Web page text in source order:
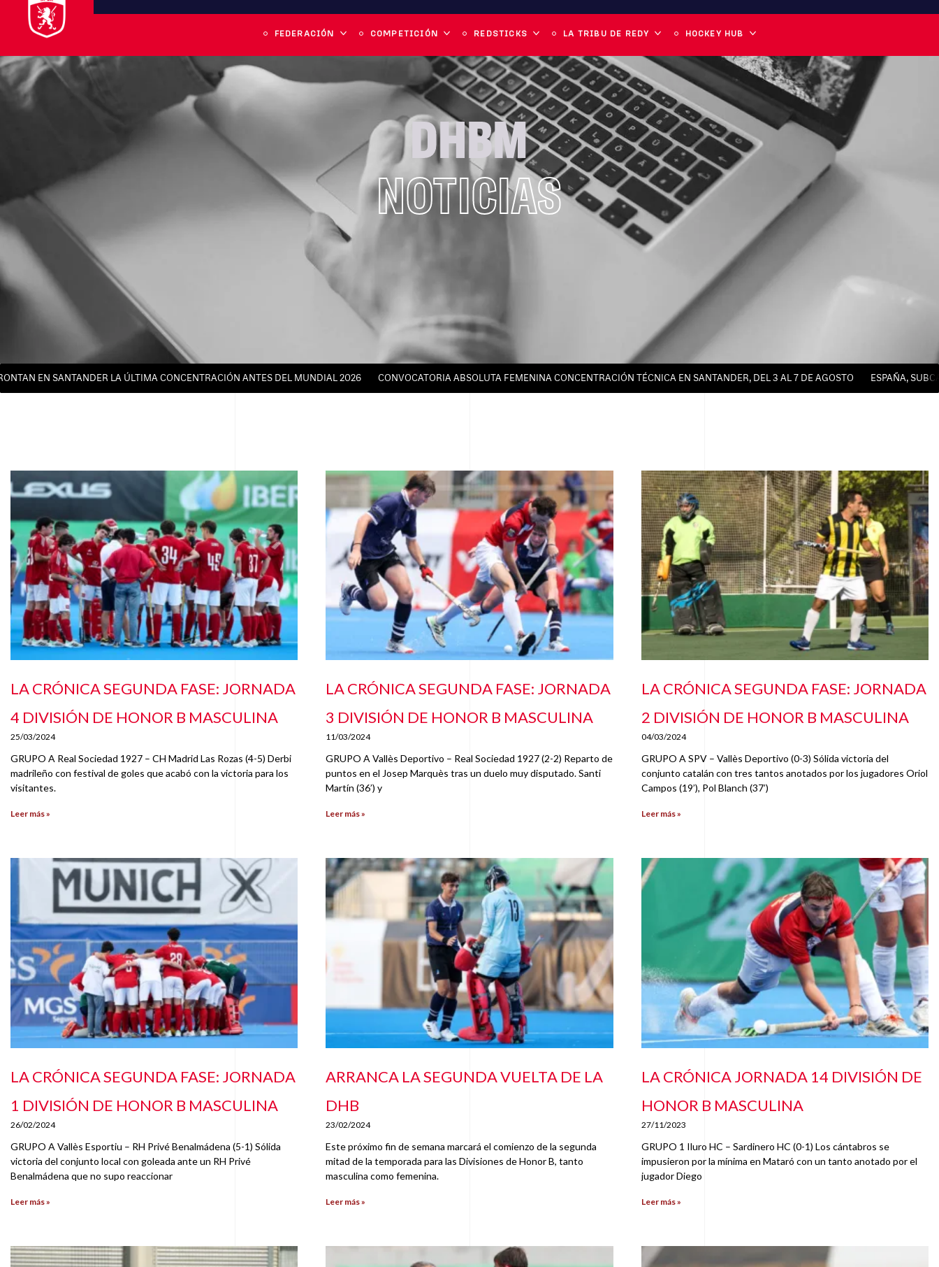
FEDERACIÓN COMPETICIÓN REDSTICKS LA TRIBU DE REDY HOCKEY HUB
DHBM
NOTICIAS
EN SANTANDER LA ÚLTIMA CONCENTRACIÓN ANTES DEL MUNDIAL 2026 CONVOCATORIA ABSOLUTA FEMENINA CONCENTRACIÓN TÉCNICA EN SANTANDER, DEL 3 AL 7 DE AGOSTO ESPAÑA,
LA CRÓNICA SEGUNDA FASE: JORNADA
4 DIVISIÓN DE HONOR B MASCULINA
25/03/2024
GRUPO A Real Sociedad 1927 – CH Madrid Las Rozas (4-5) Derbi
madrileño con festival de goles que acabó con la victoria para los
visitantes.
Leer más »
LA CRÓNICA SEGUNDA FASE: JORNADA
3 DIVISIÓN DE HONOR B MASCULINA
11/03/2024
GRUPO A Vallès Deportivo – Real Sociedad 1927 (2-2) Reparto de
puntos en el Josep Marquès tras un duelo muy disputado. Santi
Martín (36’) y
Leer más »
LA CRÓNICA SEGUNDA FASE: JORNADA
2 DIVISIÓN DE HONOR B MASCULINA
04/03/2024
GRUPO A SPV – Vallès Deportivo (0-3) Sólida victoria del
conjunto catalán con tres tantos anotados por los jugadores Oriol
Campos (19’), Pol Blanch (37’)
Leer más »
LA CRÓNICA SEGUNDA FASE: JORNADA
1 DIVISIÓN DE HONOR B MASCULINA
26/02/2024
GRUPO A Vallès Esportiu – RH Privé Benalmádena (5-1) Sólida
victoria del conjunto local con goleada ante un RH Privé
Benalmádena que no supo reaccionar
Leer más »
ARRANCA LA SEGUNDA VUELTA DE LA
DHB
23/02/2024
Este próximo fin de semana marcará el comienzo de la segunda
mitad de la temporada para las Divisiones de Honor B, tanto
masculina como femenina.
Leer más »
LA CRÓNICA JORNADA 14 DIVISIÓN DE
HONOR B MASCULINA
27/11/2023
GRUPO 1 Iluro HC – Sardinero HC (0-1) Los cántabros se
impusieron por la mínima en Mataró con un tanto anotado por el
jugador Diego
Leer más »